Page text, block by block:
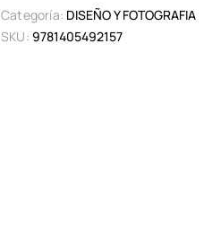
Categoría: DISEÑO Y FOTOGRAFIA
SKU: 9781405492157